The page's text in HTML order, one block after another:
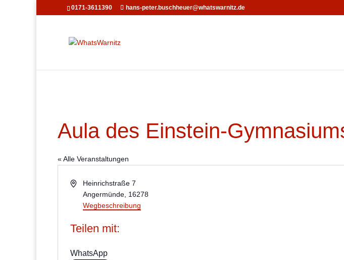
0171-3611390 hans-peter.buschheuer@whatswarnitz.de
Aula des Einstein-
« Alle Veranstaltungen
AdresseHeinrichstraße 7
Angermünde 16278
Wegbeschreibung
Teilen mit:
WhatsApp